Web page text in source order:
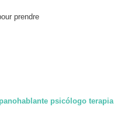
prendre
psicólogo terapia